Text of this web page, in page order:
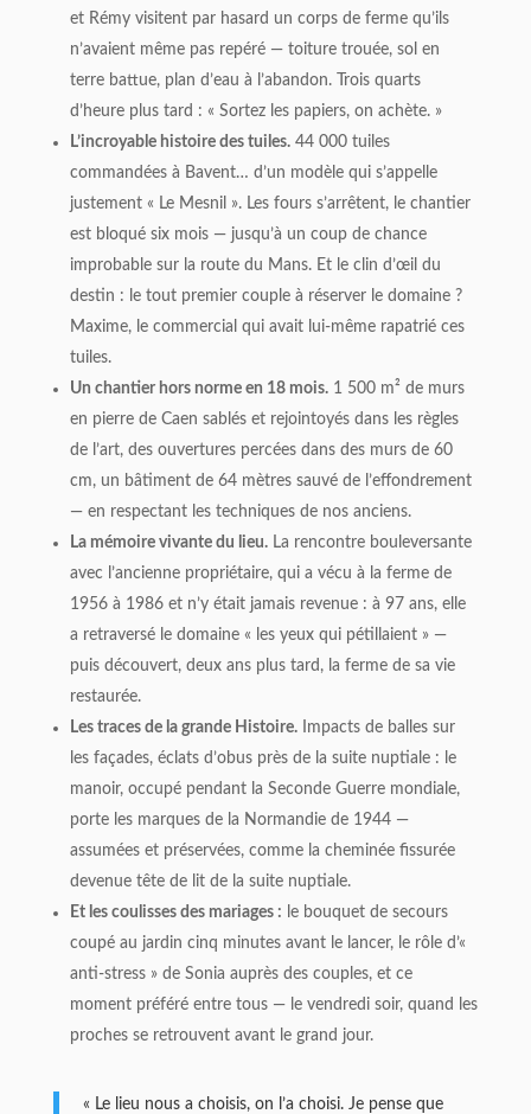
et Rémy visitent par hasard un corps de ferme qu’ils
n’avaient même pas repéré — toiture trouée, sol en
terre battue, plan d’eau à l’abandon. Trois quarts
d’heure plus tard : « Sortez les papiers, on achète. »
L’incroyable histoire des tuiles.44 000 tuiles
commandées à Bavent… d’un modèle qui s’appelle
justement « Le Mesnil ». Les fours s’arrêtent, le chantier
est bloqué six mois — jusqu’à un coup de chance
improbable sur la route du Mans. Et le clin d’œil du
destin : le tout premier couple à réserver le domaine ?
Maxime, le commercial qui avait lui-même rapatrié ces
tuiles.
Un chantier hors norme en 18 mois.1 500 m² de murs
en pierre de Caen sablés et rejointoyés dans les règles
de l’art, des ouvertures percées dans des murs de 60
cm, un bâtiment de 64 mètres sauvé de l’effondrement
— en respectant les techniques de nos anciens.
La mémoire vivante du lieu.La rencontre bouleversante
avec l’ancienne propriétaire, qui a vécu à la ferme de
1956 à 1986 et n’y était jamais revenue : à 97 ans, elle
a retraversé le domaine « les yeux qui pétillaient » —
puis découvert, deux ans plus tard, la ferme de sa vie
restaurée.
Les traces de la grande Histoire.Impacts de balles sur
les façades, éclats d’obus près de la suite nuptiale : le
manoir, occupé pendant la Seconde Guerre mondiale,
porte les marques de la Normandie de 1944 —
assumées et préservées, comme la cheminée fissurée
devenue tête de lit de la suite nuptiale.
Et les coulisses des mariages : le bouquet de secours
coupé au jardin cinq minutes avant le lancer, le rôle d’«
anti-stress » de Sonia auprès des couples, et ce
moment préféré entre tous — le vendredi soir, quand les
proches se retrouvent avant le grand jour.
« Le lieu nous a choisis, on l’a choisi. Je pense que